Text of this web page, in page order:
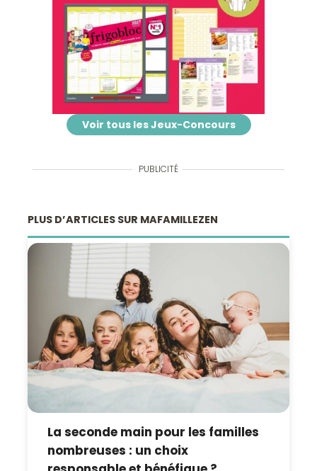
Voir tous les Jeux-Concours
PUBLICITÉ
PLUS D’ARTICLES SUR MAFAMILLEZEN
La seconde main pour les familles
nombreuses : un choix